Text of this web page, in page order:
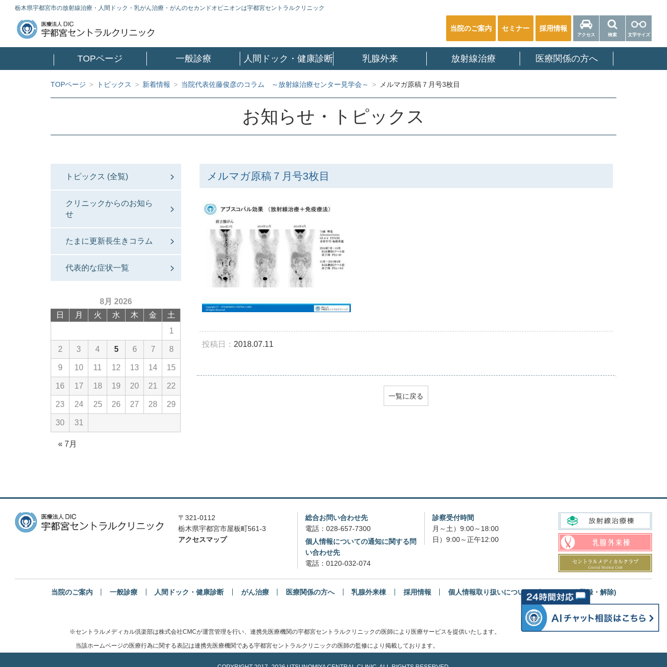
栃木県宇都宮市の放射線治療・人間ドック・乳がん治療・がんのセカンドオピニオンは宇都宮セントラルクリニック
当院のご案内 セミナー 採用情報
アクセス 検索 文字サイズ
TOPページ 一般診療 人間ドック・健康診断 乳腺外来 放射線治療 医療関係の方へ
TOPページ > トピックス > 新着情報 > 当院代表佐藤俊彦のコラム ～放射線治療センター見学会～ > メルマガ原稿７月号3枚目
お知らせ・トピックス
メルマガ原稿７月号3枚目
投稿日： 2018.07.11
一覧に戻る
トピックス (全覧)
クリニックからのお知ら
せ
たまに更新長生きコラム
代表的な症状一覧
8月 2026
日
月 火 水 木 金 土
« 7月
1
2 3 4 5 6 7 8
9 10 11 12 13 14 15
16 17 18 19 20 21 22
23 24 25 26 27 28 29
30 31
〒321-0112
栃木県宇都宮市屋板町561-3
アクセスマップ
総合お問い合わせ先
電話： 028-657-7300
個人情報についての通知に関する問
い合わせ先
電話： 0120-032-074
診察受付時間
月～土）9:00～18:00
日）9:00～正午12:00
当院のご案内 一般診療 人間ドック・健康診断 がん治療 医療関係の方へ 乳腺外来棟 採用情報 個人情報取り扱いについて メルマガ(登録・解除)
※セントラルメディカル倶楽部は株式会社CMCが運営管理を行い、連携先医療機関の宇都宮セントラルクリニックの医師により医療サービスを提供いたします。
当該ホームページの医療行為に関する表記は連携先医療機関である宇都宮セントラルクリニックの医師の監修により掲載しております。